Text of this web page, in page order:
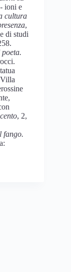
ioni e
cultura
,
di studi
, 2,
fango.